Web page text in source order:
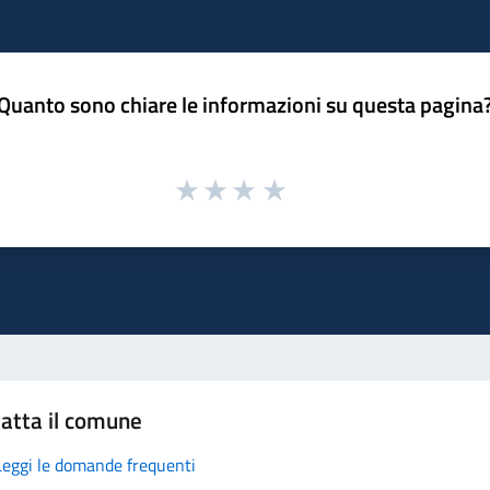
sono chiare le informazioni su questa
il comune
le domande frequenti